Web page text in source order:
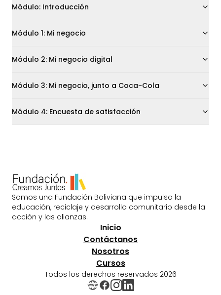
Módulo: Introducción
Módulo 1: Mi negocio
Módulo 2: Mi negocio digital
Módulo 3: Mi negocio, junto a Coca-Cola
Módulo 4: Encuesta de satisfacción
Somos una Fundación Boliviana que impulsa la
educación, reciclaje y desarrollo comunitario desde la
acción y las alianzas.
Inicio
Contáctanos
Nosotros
Cursos
Todos los derechos reservados 2026